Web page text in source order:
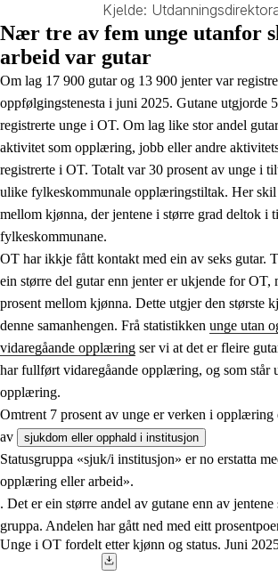
Kjelde:
End of interactive chart.
Nær tre av fem unge utanfor
arbeid var gutar
Om lag 17 900 gutar og 13 900 jenter var
oppfølgingstenesta i juni 2025. Gutane utgjorde
registrerte unge i OT. Om lag like stor andel
aktivitet som opplæring, jobb eller andre
registrerte i OT. Totalt var 30 prosent av unge i
ulike fylkeskommunale opplæringstiltak. Her skil
mellom kjønna, der jentene i større grad deltok i
fylkeskommunane.
OT har ikkje fått kontakt med ein av seks gutar.
ein større del gutar enn jenter er ukjende for OT,
prosent mellom kjønna. Dette utgjer den største
denne samanhengen. Frå statistikken unge utan
vidaregåande opplæring ser vi at det er fleire
har fullført vidaregåande opplæring, og som står
opplæring.
Omtrent 7 prosent av unge er verken i opplæring
av
sjukdom eller opphald i institusjon
Statusgruppa «sjuk/i institusjon» er no erstatta
opplæring eller arbeid».
. Det er ein større andel av gutane enn av jentene
gruppa. Andelen har gått ned med eitt
Unge i OT fordelt etter kjønn og status. Juni